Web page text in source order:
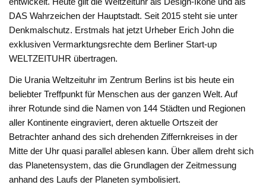
DAS Wahrzeichen der Hauptstadt. Seit 2015 steht sie unter
Denkmalschutz. Erstmals hat jetzt Urheber Erich John die
exklusiven Vermarktungsrechte dem Berliner Start-up
WELTZEITUHR übertragen.
Die Urania Weltzeituhr im Zentrum Berlins ist bis heute ein
beliebter Treffpunkt für Menschen aus der ganzen Welt. Auf
ihrer Rotunde sind die Namen von 144 Städten und Regionen
aller Kontinente eingraviert, deren aktuelle Ortszeit der
Betrachter anhand des sich drehenden Ziffernkreises in der
Mitte der Uhr quasi parallel ablesen kann. Über allem dreht sich
das Planetensystem, das die Grundlagen der Zeitmessung
anhand des Laufs der Planeten symbolisiert.